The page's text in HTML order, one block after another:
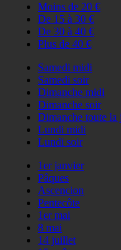
Moins de 20 €
De 15 à 30 €
De 30 à 40 €
Plus de 40 €
Samedi midi
Samedi soir
Dimanche midi
Dimanche soir
Dimanche toute la
Lundi midi
Lundi soir
1er janvier
Pâques
Ascencion
Pentecôte
1er mai
8 mai
14 juillet